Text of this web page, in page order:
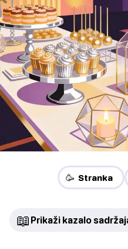
🥳 Stranka
📖 Prikaži kazalo